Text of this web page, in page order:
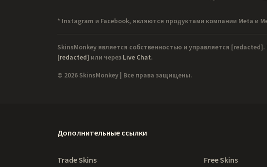
* Instagram и Facebook, являются продуктами компании Meta и
SkinsMonkey является собственностью и управляется [redacted].
[redacted] или через Live Chat.
© 2026 SkinsMonkey | Все права защищены.
Дополнительные ссылки
Trade Skins Free Skins